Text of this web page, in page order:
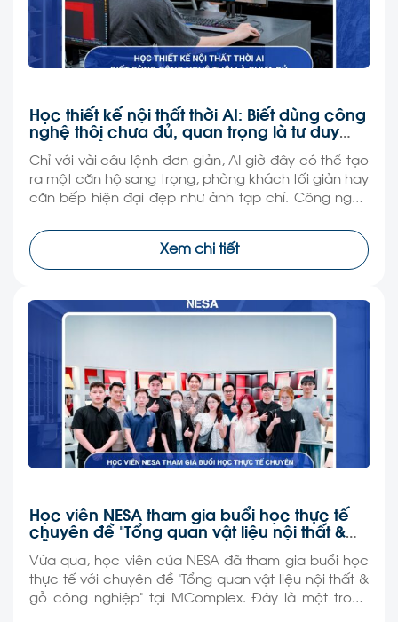
Học thiết kế nội thất thời AI: Biết dùng công
nghệ thôi chưa đủ, quan trọng là tư duy
làm nghề
Chỉ với vài câu lệnh đơn giản, AI giờ đây có thể tạo
ra một căn hộ sang trọng, phòng khách tối giản hay
căn bếp hiện đại đẹp như ảnh tạp chí. Công nghệ
hơn bao giờ hết, thậm chí nhiều người […]
Xem chi tiết
Học viên NESA tham gia buổi học thực tế
chuyên đề “Tổng quan vật liệu nội thất &
gỗ công nghiệp”
Vừa qua, học viên của NESA đã tham gia buổi học
thực tế với chuyên đề “Tổng quan vật liệu nội thất &
gỗ công nghiệp” tại MComplex. Đây là một trong